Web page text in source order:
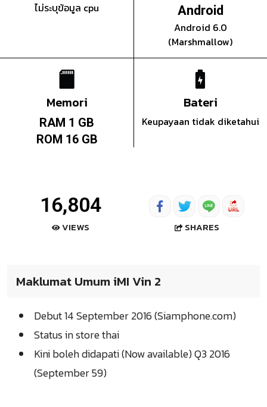
ไม่ระบุข้อมูล cpu Android
Android 6.0
(Marshmallow)
Memori
RAM 1 GB
ROM 16 GB
Bateri
Keupayaan tidak diketahui
16,804
VIEWS SHARES
Maklumat Umum iMI Vin 2
Debut 14 September 2016 (Siamphone.com)
Status in store thai
Kini boleh didapati (Now available) Q3 2016
(September 59)